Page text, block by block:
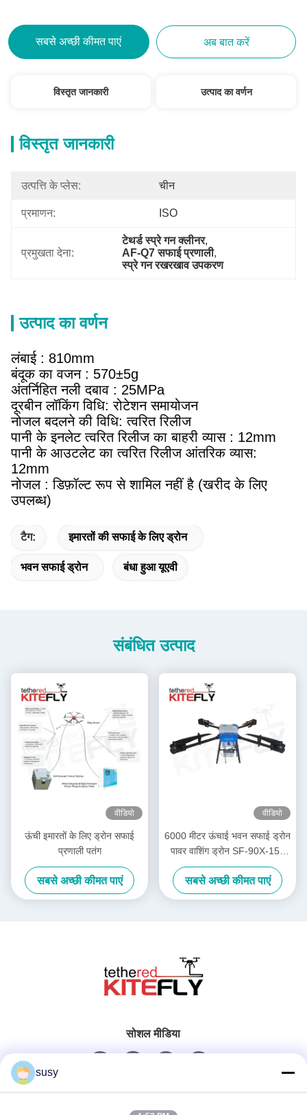
सबसे अच्छी कीमत पाएं अब बात करें
विस्तृत जानकारी उत्पाद का वर्णन
विस्तृत जानकारी
उत्पत्ति के प्लेस: चीन
प्रमाणन: ISO
प्रमुखता देना:
टेथर्ड स्प्रे गन क्लीनर,
AF-Q7 सफाई प्रणाली,
स्प्रे गन रखरखाव उपकरण
उत्पाद का वर्णन
लंबाई : 810mm
बंदूक का वजन : 570±5g
अंतर्निहित नली दबाव : 25MPa
दूरबीन लॉकिंग विधि: रोटेशन समायोजन
नोजल बदलने की विधि: त्वरित रिलीज
पानी के इनलेट त्वरित रिलीज का बाहरी व्यास : 12mm
पानी के आउटलेट का त्वरित रिलीज आंतरिक व्यास:
12mm
नोजल : डिफ़ॉल्ट रूप से शामिल नहीं है (खरीद के लिए
उपलब्ध)
टैग: इमारतों की सफाई के लिए ड्रोन
भवन सफाई ड्रोन बंधा हुआ यूएवी
संबंधित उत्पाद
वीडियो
ऊंची इमारतों के लिए ड्रोन सफाई
प्रणाली पतंग
सबसे अच्छी कीमत पाएं
वीडियो
6000 मीटर ऊंचाई भवन सफाई ड्रोन
पावर वाशिंग ड्रोन SF-90X-150
पतंग
सबसे अच्छी कीमत पाएं
सोशल मीडिया
त्वरित संपर्क
susy